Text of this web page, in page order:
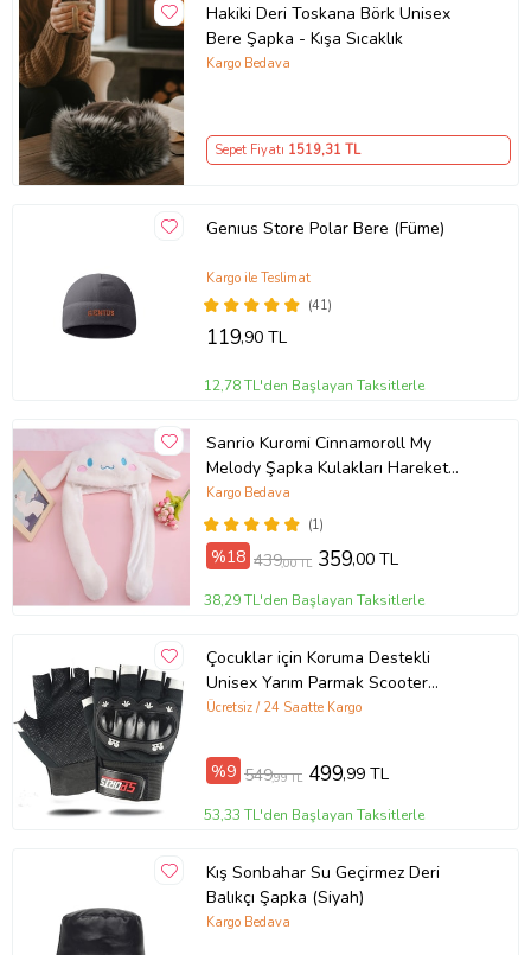
Hakiki Deri Toskana Börk Unisex
Bere Şapka - Kışa Sıcaklık
Kargo Bedava
Sepet Fiyatı 1519,31 TL
Genıus Store Polar Bere (Füme)
(41)
Kargo ile Teslimat
119,90 TL
12,78 TL'den Başlayan Taksitlerle
Sanrio Kuromi Cinnamoroll My
Melody Şapka Kulakları Hareket
Eden Şapka Işıklı Modlu Peluş Bere
Şapka
(1)
Kargo Bedava
%18 439,00 TL 359,00 TL
38,29 TL'den Başlayan Taksitlerle
Çocuklar için Koruma Destekli
Unisex Yarım Parmak Scooter
Bisiklet Eldiveni (Siyah)
Ücretsiz / 24 Saatte Kargo
%9 549,99 TL 499,99 TL
53,33 TL'den Başlayan Taksitlerle
Kış Sonbahar Su Geçirmez Deri
Balıkçı Şapka (Siyah)
Kargo Bedava